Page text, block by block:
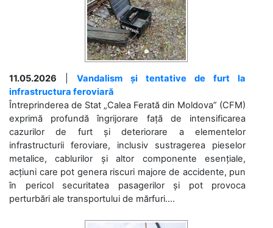
11.05.2026
Vandalism și tentative de furt la
infrastructura feroviară
Întreprinderea de Stat „Calea Ferată din Moldova” (CFM)
exprimă profundă îngrijorare față de intensificarea
cazurilor de furt și deteriorare a elementelor
infrastructurii feroviare, inclusiv sustragerea pieselor
metalice, cablurilor și altor componente esențiale,
acțiuni care pot genera riscuri majore de accidente, pun
în pericol securitatea pasagerilor și pot provoca
perturbări ale transportului de mărfuri....